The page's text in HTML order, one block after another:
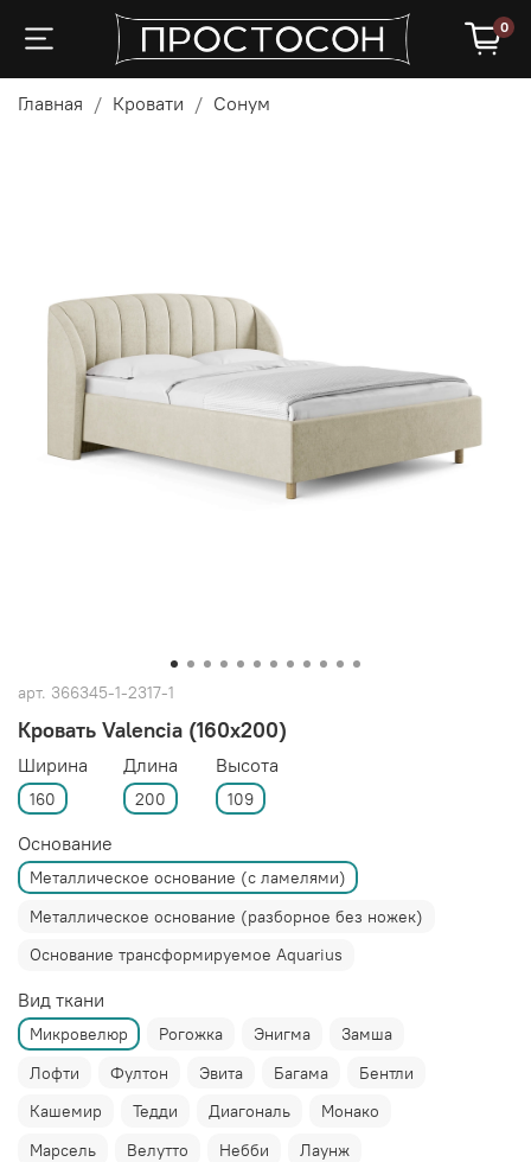
0
Главная Кровати Сонум
арт. 366345-1-2317-1
Кровать Valencia (160x200)
Ширина
160
Длина
200
Высота
109
Основание
Металлическое основание (с ламелями)
Металлическое основание (разборное без ножек)
Основание трансформируемое Aquarius
Вид ткани
Микровелюр Рогожка Энигма
Замша
Лофти
Фултон Эвита Багама
Бентли
Кашемир
Тедди Диагональ
Монако
Марсель
Велутто Небби Лаунж